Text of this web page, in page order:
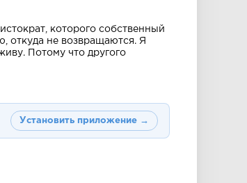
которого собственный
откуда не возвращаются. Я
Потому что другого
Установить приложение →